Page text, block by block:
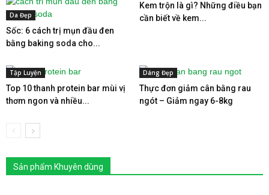
Da Đẹp
Sốc: 6 cách trị mụn đầu đen
bằng baking soda cho...
Kem trộn là gì? Những điều bạn
cần biết về kem...
Tập Luyện
Top 10 thanh protein bar mùi vị
thơm ngon và nhiều...
Dáng Đẹp
Thực đơn giảm cân bằng rau
ngót – Giảm ngay 6-8kg
Sản phẩm Khuyên dùng